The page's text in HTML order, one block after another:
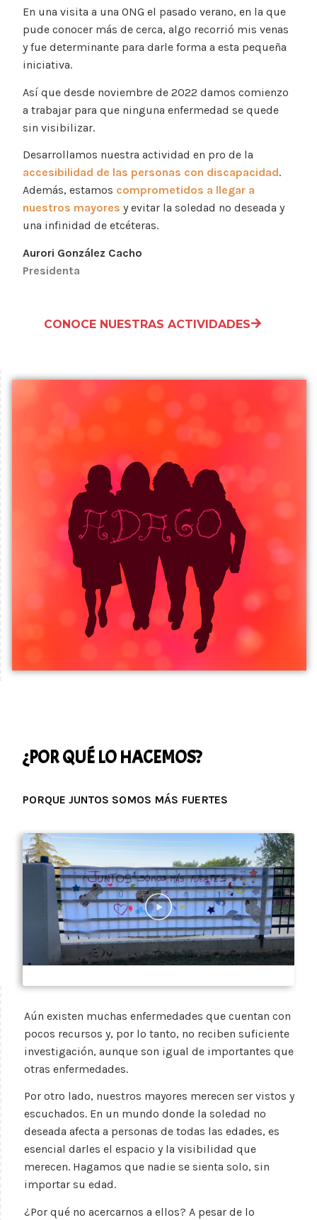
En una visita a una ONG el pasado verano, en la que
pude conocer más de cerca, algo recorrió mis venas
y fue determinante para darle forma a esta pequeña
iniciativa.
Así que desde noviembre de 2022 damos comienzo
a trabajar para que ninguna enfermedad se quede
sin visibilizar.
Desarrollamos nuestra actividad en pro de la
accesibilidad de las personas con discapacidad.
Además, estamos comprometidos a llegar a
nuestros mayores y evitar la soledad no deseada y
una infinidad de etcéteras.
Aurori González Cacho
Presidenta
CONOCE NUESTRAS ACTIVIDADES
¿POR QUÉ LO HACEMOS?
PORQUE JUNTOS SOMOS MÁS FUERTES
Aún existen muchas enfermedades que cuentan con
pocos recursos y, por lo tanto, no reciben suficiente
investigación, aunque son igual de importantes que
otras enfermedades.
Por otro lado, nuestros mayores merecen ser vistos y
escuchados. En un mundo donde la soledad no
deseada afecta a personas de todas las edades, es
esencial darles el espacio y la visibilidad que
merecen. Hagamos que nadie se sienta solo, sin
importar su edad.
¿Por qué no acercarnos a ellos? A pesar de lo